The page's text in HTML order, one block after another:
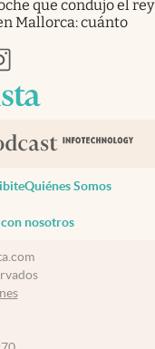
que condujo el rey
Mallorca: cuánto
pestaña
nueva pestaña
en nueva pestaña
abre en nueva pestaña
Quiénes Somos
nosotros